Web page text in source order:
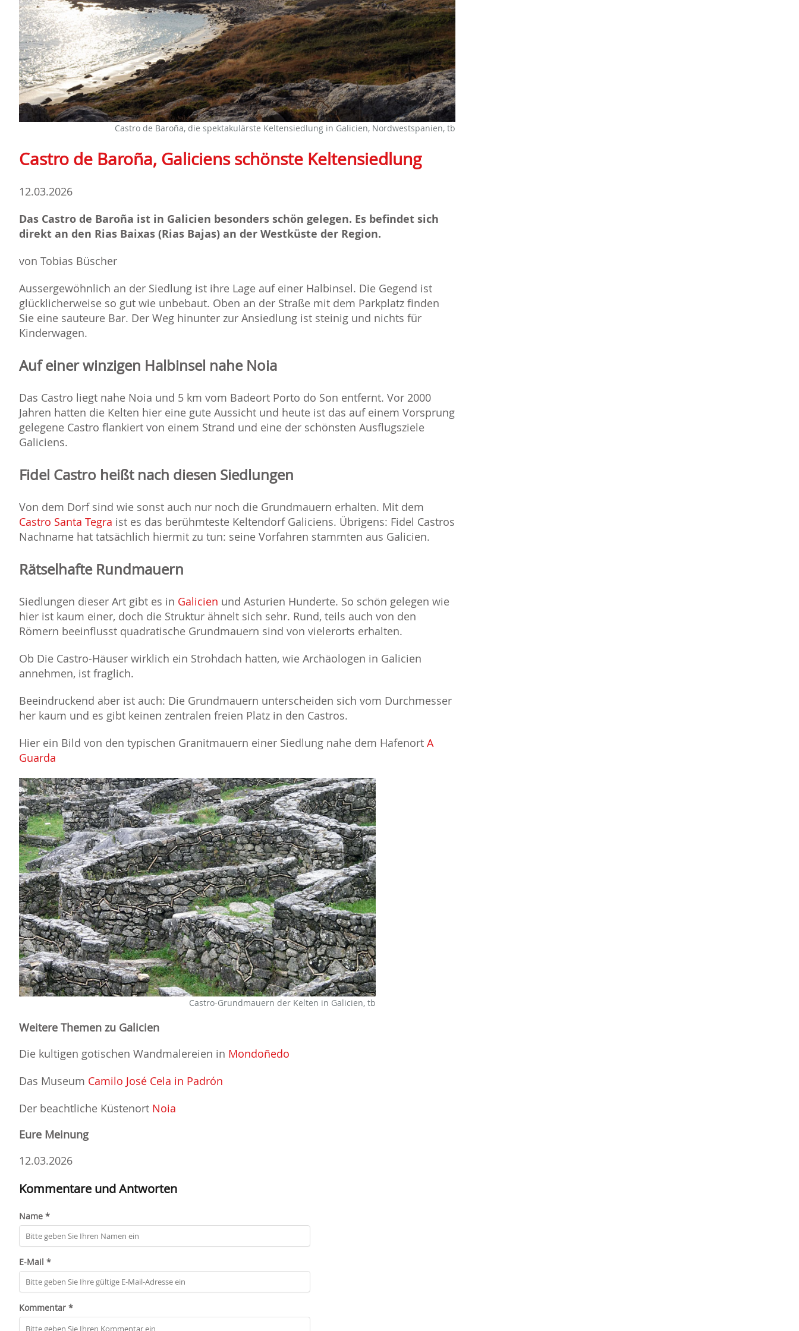
Castro de Baroña, die spektakulärste Keltensiedlung in Galicien, Nordwestspanien, tb
Castro de Baroña, Galiciens schönste Keltensiedlung
12.03.2026
Das Castro de Baroña ist in Galicien besonders schön gelegen. Es befindet sich
direkt an den Rias Baixas (Rias Bajas) an der Westküste der Region.
von Tobias Büscher
Aussergewöhnlich an der Siedlung ist ihre Lage auf einer Halbinsel. Die Gegend ist
glücklicherweise so gut wie unbebaut. Oben an der Straße mit dem Parkplatz finden
Sie eine sauteure Bar. Der Weg hinunter zur Ansiedlung ist steinig und nichts für
Kinderwagen.
Auf einer winzigen Halbinsel nahe Noia
Das Castro liegt nahe Noia und 5 km vom Badeort Porto do Son entfernt. Vor 2000
Jahren hatten die Kelten hier eine gute Aussicht und heute ist das auf einem Vorsprung
gelegene Castro flankiert von einem Strand und eine der schönsten Ausflugsziele
Galiciens.
Fidel Castro heißt nach diesen Siedlungen
Von dem Dorf sind wie sonst auch nur noch die Grundmauern erhalten. Mit dem
Castro Santa Tegra ist es das berühmteste Keltendorf Galiciens. Übrigens: Fidel Castros
Nachname hat tatsächlich hiermit zu tun: seine Vorfahren stammten aus Galicien.
Rätselhafte Rundmauern
Siedlungen dieser Art gibt es in Galicien und Asturien Hunderte. So schön gelegen wie
hier ist kaum einer, doch die Struktur ähnelt sich sehr. Rund, teils auch von den
Römern beeinflusst quadratische Grundmauern sind von vielerorts erhalten.
Ob Die Castro-Häuser wirklich ein Strohdach hatten, wie Archäologen in Galicien
annehmen, ist fraglich.
Beeindruckend aber ist auch: Die Grundmauern unterscheiden sich vom Durchmesser
her kaum und es gibt keinen zentralen freien Platz in den Castros.
Hier ein Bild von den typischen Granitmauern einer Siedlung nahe dem Hafenort A
Guarda
Castro-Grundmauern der Kelten in Galicien, tb
Weitere Themen zu Galicien
Die kultigen gotischen Wandmalereien in Mondoñedo
Das Museum Camilo José Cela in Padrón
Der beachtliche Küstenort Noia
Eure Meinung
12.03.2026
Kommentare und Antworten
Name *
E-Mail *
Kommentar *